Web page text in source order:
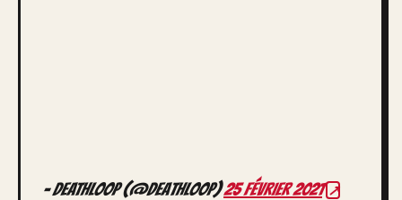
– DEATHLOOP (@deathloop)25 février 2021